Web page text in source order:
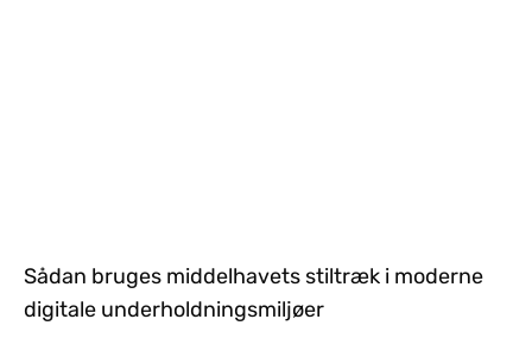
Sådan bruges middelhavets stiltræk i moderne
digitale underholdningsmiljøer